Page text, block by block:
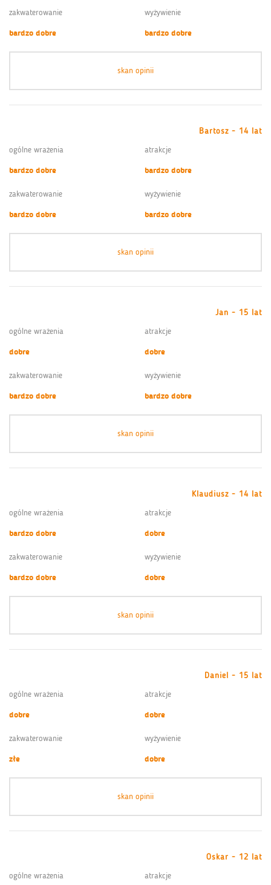
zakwaterowanie
bardzo dobre
wyżywienie
bardzo dobre
skan opinii
Bartosz - 14 lat
ogólne wrażenia
bardzo dobre
atrakcje
bardzo dobre
zakwaterowanie
bardzo dobre
wyżywienie
bardzo dobre
skan opinii
Jan - 15 lat
ogólne wrażenia
dobre
atrakcje
dobre
zakwaterowanie
bardzo dobre
wyżywienie
bardzo dobre
skan opinii
Klaudiusz - 14 lat
ogólne wrażenia
bardzo dobre
atrakcje
dobre
zakwaterowanie
bardzo dobre
wyżywienie
dobre
skan opinii
Daniel - 15 lat
ogólne wrażenia
dobre
atrakcje
dobre
zakwaterowanie
złe
wyżywienie
dobre
skan opinii
Oskar - 12 lat
ogólne wrażenia
atrakcje